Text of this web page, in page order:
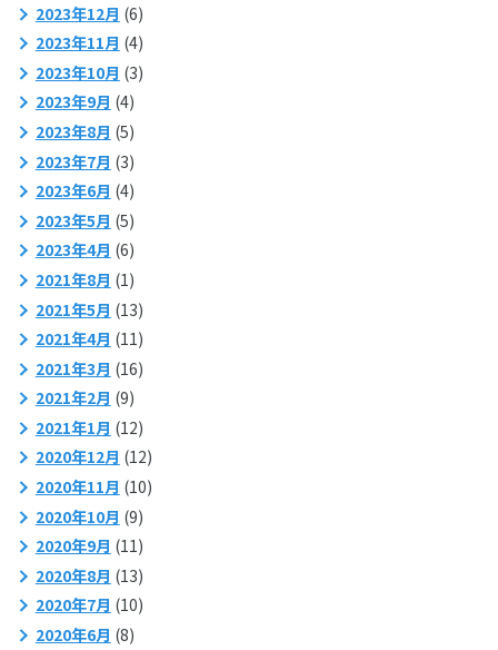
2023年12月 (6)
2023年11月 (4)
2023年10月 (3)
2023年9月 (4)
2023年8月 (5)
2023年7月 (3)
2023年6月 (4)
2023年5月 (5)
2023年4月 (6)
2021年8月 (1)
2021年5月 (13)
2021年4月 (11)
2021年3月 (16)
2021年2月 (9)
2021年1月 (12)
2020年12月 (12)
2020年11月 (10)
2020年10月 (9)
2020年9月 (11)
2020年8月 (13)
2020年7月 (10)
2020年6月 (8)